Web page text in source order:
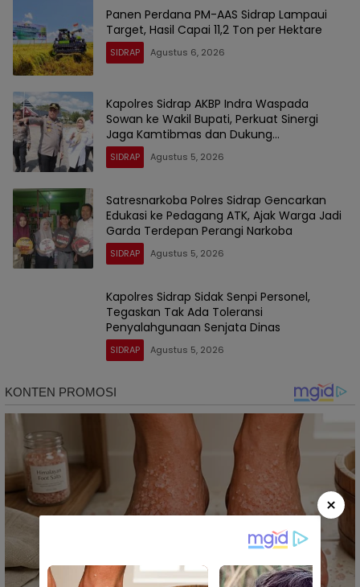
Panen Perdana PM-AAS Sidrap Lampaui
Target, Hasil Capai 11,2 Ton per Hektare
SIDRAP Agustus 6, 2026
Kapolres Sidrap AKBP Indra Waspada
Sowan ke Wakil Bupati, Perkuat Sinergi
Jaga Kamtibmas dan Dukung
Pembangunan
SIDRAP Agustus 5, 2026
Satresnarkoba Polres Sidrap Gencarkan
Edukasi ke Pedagang ATK, Ajak Warga Jadi
Garda Terdepan Perangi Narkoba
SIDRAP Agustus 5, 2026
Kapolres Sidrap Sidak Senpi Personel,
Tegaskan Tak Ada Toleransi
Penyalahgunaan Senjata Dinas
SIDRAP Agustus 5, 2026
×